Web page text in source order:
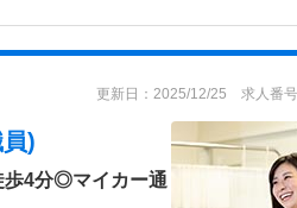
更新日：2025/12/25 求人番
)
歩4分◎マイカー通